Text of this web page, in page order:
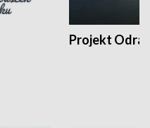
Projekt Odra